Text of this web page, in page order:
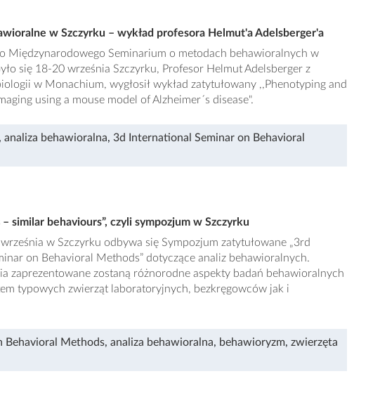
w Szczyrku – wykład profesora Helmut'a Adelsberger'a
Międzynarodowego Seminarium o metodach behawioralnych w
się 18-20 września Szczyrku, Profesor Helmut Adelsberger z
w Monachium, wygłosił wykład zatytułowany ,,Phenotyping and
using a mouse model of Alzheimer´s disease".
, analiza behawioralna, 3d International Seminar on Behavioral
– similar behaviours”, czyli sympozjum w Szczyrku
w Szczyrku odbywa się Sympozjum zatytułowane „3rd
on Behavioral Methods” dotyczące analiz behawioralnych.
zaprezentowane zostaną różnorodne aspekty badań behawioralnych
typowych zwierząt laboratoryjnych, bezkręgowców jak i
Behavioral Methods, analiza behawioralna, behawioryzm, zwierzęta